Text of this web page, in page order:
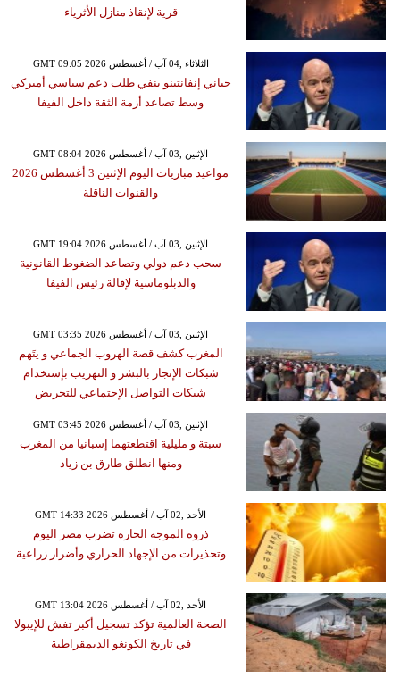
قرية لإنقاذ منازل الأثرياء
GMT 09:05 2026 الثلاثاء ,04 آب / أغسطس
جياني إنفانتينو ينفي طلب دعم سياسي أميركي
وسط تصاعد أزمة الثقة داخل الفيفا
GMT 08:04 2026 الإثنين ,03 آب / أغسطس
مواعيد مباريات اليوم الإثنين 3 أغسطس 2026
والقنوات الناقلة
GMT 19:04 2026 الإثنين ,03 آب / أغسطس
سحب دعم دولي وتصاعد الضغوط القانونية
والدبلوماسية لإقالة رئيس الفيفا
GMT 03:35 2026 الإثنين ,03 آب / أغسطس
المغرب كشف قصة الهروب الجماعي و يتَهم
شبكات الإتجار بالبشر و التهريب بإستخدام
شبكات التواصل الإجتماعي للتحريض
GMT 03:45 2026 الإثنين ,03 آب / أغسطس
سبتة و مليلية اقتطعتهما إسبانيا من المغرب
ومنها انطلق طارق بن زياد
GMT 14:33 2026 الأحد ,02 آب / أغسطس
ذروة الموجة الحارة تضرب مصر اليوم
وتحذيرات من الإجهاد الحراري وأضرار زراعية
GMT 13:04 2026 الأحد ,02 آب / أغسطس
الصحة العالمية تؤكد تسجيل أكبر تفش للإيبولا
في تاريخ الكونغو الديمقراطية